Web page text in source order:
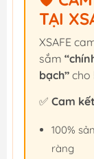
TẠI
XSAFE
sắm
bạch” cho
✅ Cam
100%
ràng